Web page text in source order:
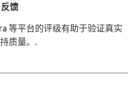
馈
等平台的评级有助于验证真实
质量。.